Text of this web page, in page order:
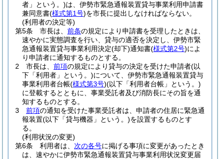
者」という。)は、伊勢市緊急通報装置貸与事業利用申請書
兼同意書(様式第1号)を市長に提出しなければならない。
(利用者の決定等)
第5条
市長は、 前条の規定により申請書を受理したときは、
速やかに実態調査を行い、貸与の適否を決定し、伊勢市緊
急通報装置貸与事業利用決定(却下)通知書(様式第2号)によ
り申請者に通知するものとする。
2
市長は、 前項の規定により貸与の決定を受けた申請者(以
下「利用者」という。)について、伊勢市緊急通報装置貸与
事業利用者台帳(様式第3号)(以下「利用者台帳」という。)
に登載するとともに、事業受託者及び消防長にその旨を通
知するものとする。
3
前項の通知を受けた事業受託者は、申請者の住居に緊急通
報装置(以下「貸与機器」という。)を設置するものとす
る。
(利用状況の変更)
第6条
利用者は、 次の各号に掲げる事項に変更があったとき
は、速やかに伊勢市緊急通報装置貸与事業利用状況変更届